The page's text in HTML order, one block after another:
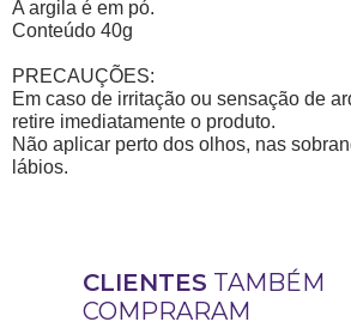
A argila é em pó.
Conteúdo 40g
PRECAUÇÕES:
Em caso de irritação ou sensação de
retire imediatamente o produto.
Não aplicar perto dos olhos, nas
lábios.
CLIENTES TAMBÉM
COMPRARAM